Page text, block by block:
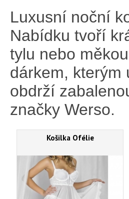
Luxusní noční
Nabídku tvoří
tylu nebo
dárkem, kterým
obdrží
značky Werso.
Košilka Ofélie